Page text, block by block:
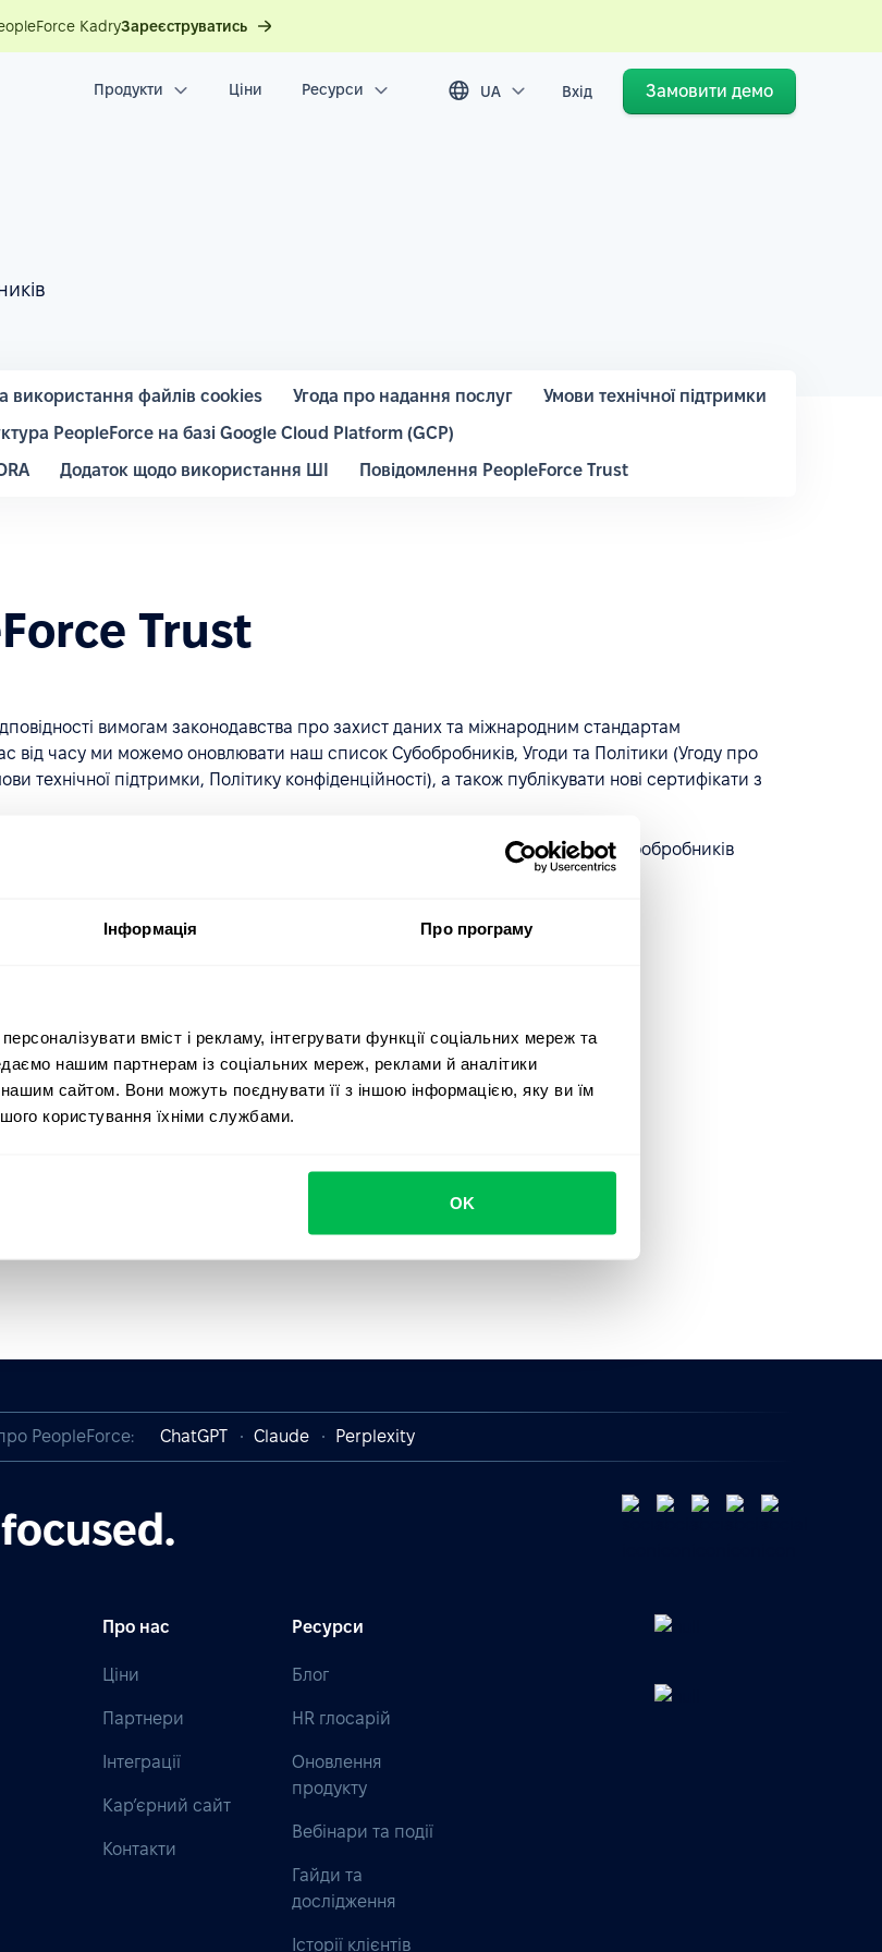
Інформація Про програму
вміст і рекламу, інтегрувати функції соціальних мереж та
нашим партнерам із соціальних мереж, реклами й аналітики
сайтом. Вони можуть поєднувати її з іншою інформацією, яку ви їм
користування їхніми службами.
OK
KadryЗареєструватись
Продукти Ціни Ресурси UA Вхід Замовити демо
використання файлів cookies Угода про надання послуг
Умови технічної підтримки
PeopleForce на базі Google Cloud Platform (GCP)
Додаток щодо використання ШІ Повідомлення PeopleForce Trust
Trust
вимогам законодавства про захист даних та міжнародним стандартам
від часу ми можемо оновлювати наш список Субобробників, Угоди та Політики (Угоду про
технічної підтримки, Політику конфіденційності), а також публікувати нові сертифікати з
важливими для вашої організації. Повідомлення про зміни у списку Субобробників
PeopleForce: ChatGPT Claude Perplexity
Про нас
Ціни
Партнери
Інтеграції
Кар’єрний сайт
Контакти
Ресурси
Блог
HR глосарій
Оновлення
продукту
Вебінари та події
Гайди та
дослідження
Історії клієнтів